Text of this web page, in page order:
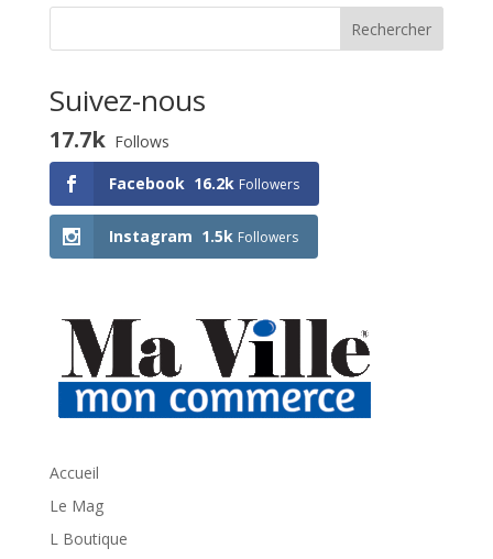
Suivez-nous
17.7k Follows
Facebook 16.2k Followers
Instagram 1.5k Followers
Accueil
Le Mag
L Boutique